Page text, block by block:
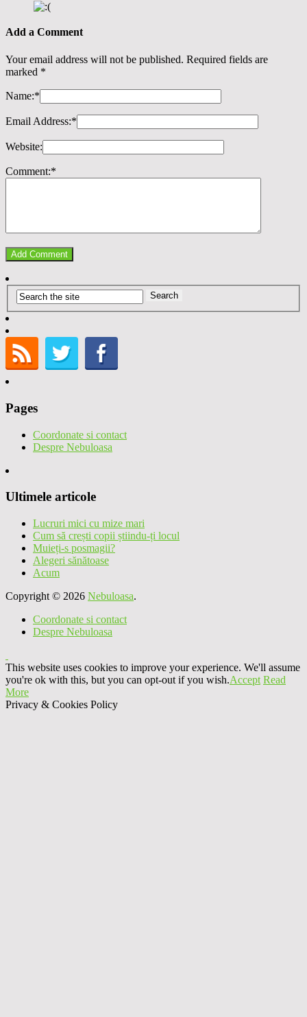
Add a Comment
Your email address will not be published. Required fields are
marked *
Name:*
Email Address:*
Website:
Comment:*
Pages
Coordonate si contact
Despre Nebuloasa
Ultimele articole
Lucruri mici cu mize mari
Cum să crești copii știindu-ți locul
Muieți-s posmagii?
Alegeri sănătoase
Acum
Copyright © 2026 Nebuloasa.
Coordonate si contact
Despre Nebuloasa
This website uses cookies to improve your experience. We'll assume
you're ok with this, but you can opt-out if you wish.Accept Read
More
Privacy & Cookies Policy